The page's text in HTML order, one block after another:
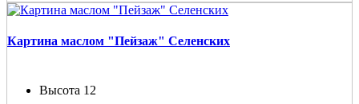
Картина маслом "Пейзаж" Селенских
Высота 12